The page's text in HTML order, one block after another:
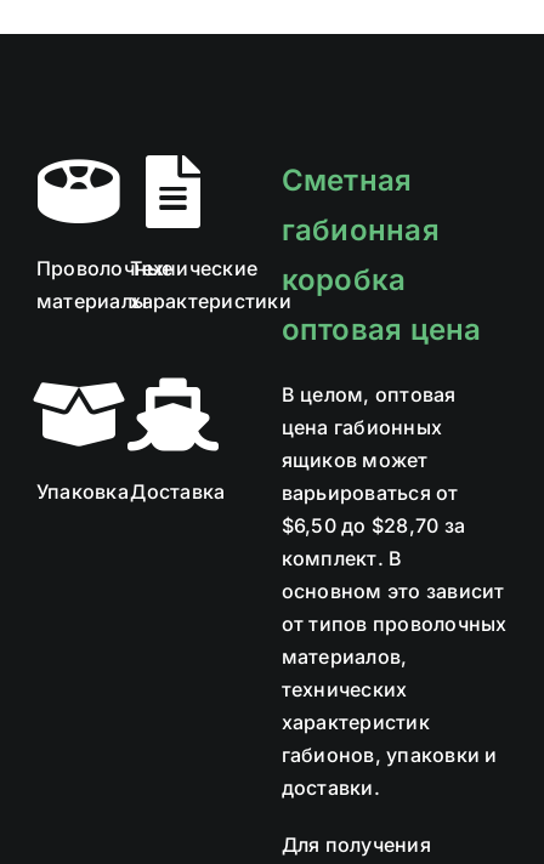
Проволочные
материалы
Технические
характеристики
УпаковкаДоставка
Сметная
габионная
коробка
оптовая цена
В целом, оптовая
цена габионных
ящиков может
варьироваться от
$6,50 до $28,70 за
комплект. В
основном это зависит
от типов проволочных
материалов,
технических
характеристик
габионов, упаковки и
доставки.
Для получения